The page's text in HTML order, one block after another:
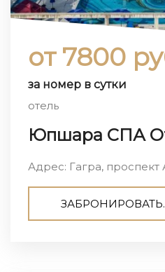
от 7800
за номер в сутки
отель
Юпшара СПА
Адрес: Гагра, проспект